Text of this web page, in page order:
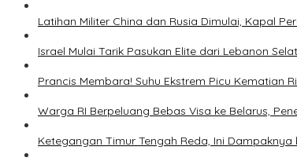
Latihan Militer China dan Rusia Dimulai, Kapal
Israel Mulai Tarik Pasukan Elite dari Lebanon
Prancis Membara! Suhu Ekstrem Picu Kematian
Warga RI Berpeluang Bebas Visa ke Belarus,
Ketegangan Timur Tengah Reda, Ini